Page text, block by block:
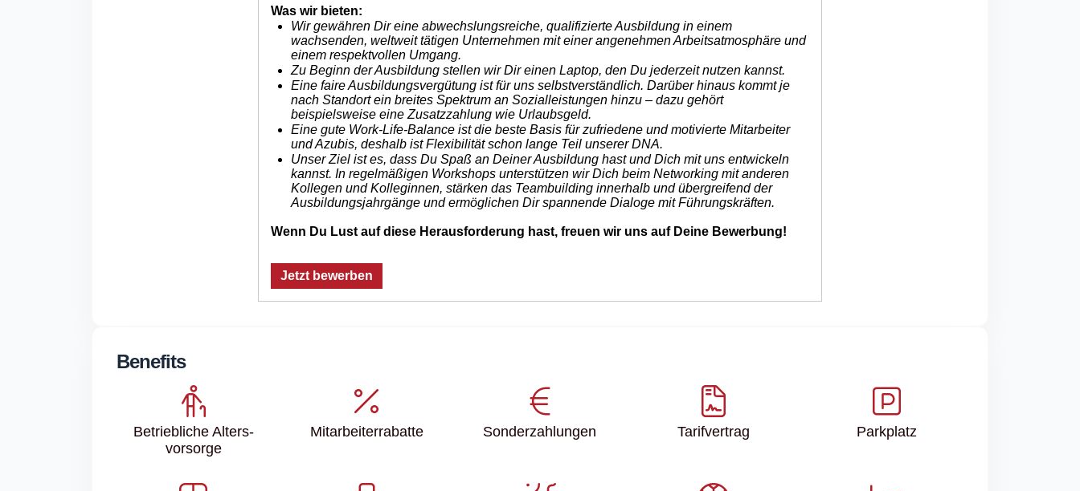
Was wir bieten:
Wir gewähren Dir eine abwechslungsreiche, qualifizierte Ausbildung in einem
wachsenden, weltweit tätigen Unternehmen mit einer angenehmen Arbeitsatmosphäre und
einem respektvollen Umgang.
Zu Beginn der Ausbildung stellen wir Dir einen Laptop, den Du jederzeit nutzen kannst.
Eine faire Ausbildungsvergütung ist für uns selbstverständlich. Darüber hinaus kommt je
nach Standort ein breites Spektrum an Sozialleistungen hinzu – dazu gehört
beispielsweise eine Zusatzzahlung wie Urlaubsgeld.
Eine gute Work-Life-Balance ist die beste Basis für zufriedene und motivierte Mitarbeiter
und Azubis, deshalb ist Flexibilität schon lange Teil unserer DNA.
Unser Ziel ist es, dass Du Spaß an Deiner Ausbildung hast und Dich mit uns entwickeln
kannst. In regelmäßigen Workshops unterstützen wir Dich beim Networking mit anderen
Kollegen und Kolleginnen, stärken das Teambuilding innerhalb und übergreifend der
Ausbildungsjahrgänge und ermöglichen Dir spannende Dialoge mit Führungskräften.
Wenn Du Lust auf diese Herausforderung hast, freuen wir uns auf Deine Bewerbung!
Jetzt bewerben
Benefits
Betriebliche Alters­
vorsorge
Mitarbeiter­rabatte Sonder­zahlungen Tarifvertrag Parkplatz